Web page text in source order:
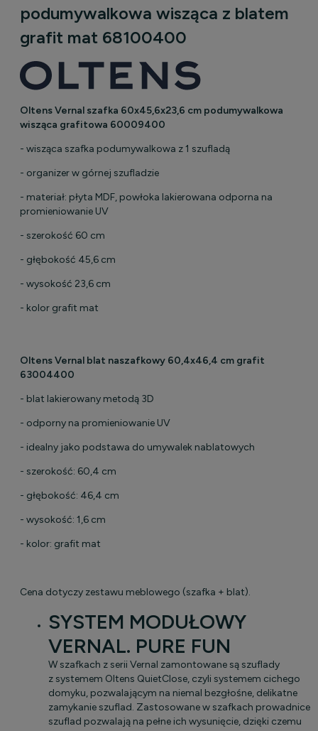
podumywalkowa wisząca z blatem
grafit mat 68100400
Oltens Vernal szafka 60x45,6x23,6 cm podumywalkowa
wisząca grafitowa 60009400
- wisząca szafka podumywalkowa z 1 szufladą
- organizer w górnej szufladzie
- materiał: płyta MDF, powłoka lakierowana odporna na
promieniowanie UV
- szerokość 60 cm
- głębokość 45,6 cm
- wysokość 23,6 cm
- kolor grafit mat
Oltens Vernal blat naszafkowy 60,4x46,4 cm grafit
63004400
- blat lakierowany metodą 3D
- odporny na promieniowanie UV
- idealny jako podstawa do umywalek nablatowych
- szerokość: 60,4 cm
- głębokość: 46,4 cm
- wysokość: 1,6 cm
- kolor: grafit mat
Cena dotyczy zestawu meblowego (szafka + blat).
SYSTEM MODUŁOWY
VERNAL. PURE FUN
W szafkach z serii Vernal zamontowane są szuflady
z systemem Oltens QuietClose, czyli systemem cichego
domyku, pozwalającym na niemal bezgłośne, delikatne
zamykanie szuflad. Zastosowane w szafkach prowadnice
szuflad pozwalają na pełne ich wysunięcie, dzięki czemu